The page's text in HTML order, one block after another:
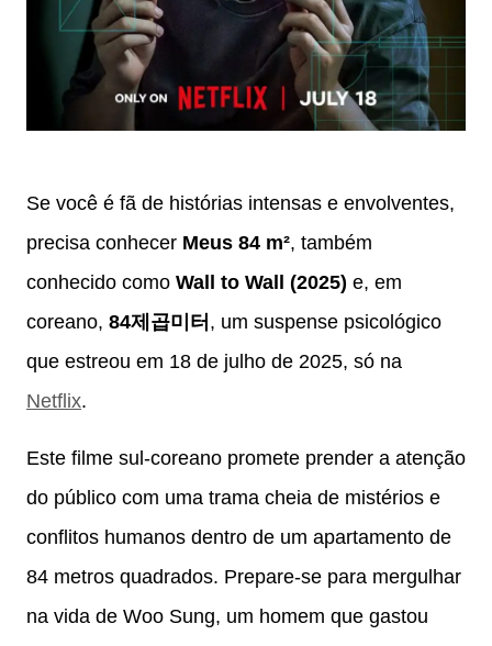
Se você é fã de histórias intensas e envolventes,
precisa conhecer Meus 84 m², também
conhecido como Wall to Wall (2025) e, em
coreano, 84제곱미터 , um suspense psicológico
que estreou em 18 de julho de 2025, só na
Netflix.
Este filme sul-coreano promete prender a atenção
do público com uma trama cheia de mistérios e
conflitos humanos dentro de um apartamento de
84 metros quadrados. Prepare-se para mergulhar
na vida de Woo Sung, um homem que gastou